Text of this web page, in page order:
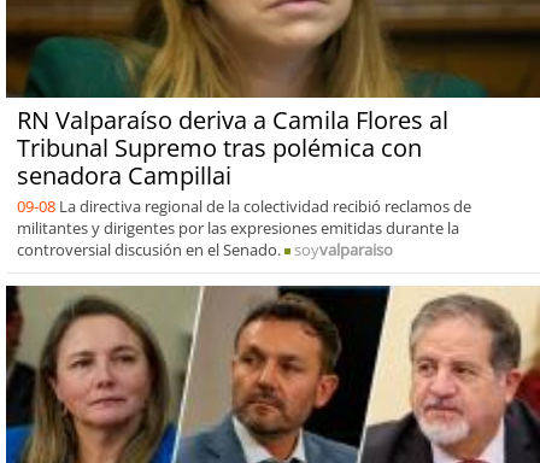
RN Valparaíso deriva a Camila Flores al
Tribunal Supremo tras polémica con
senadora Campillai
09-08 La directiva regional de la colectividad recibió reclamos de
militantes y dirigentes por las expresiones emitidas durante la
controversial discusión en el Senado.
soyvalparaiso